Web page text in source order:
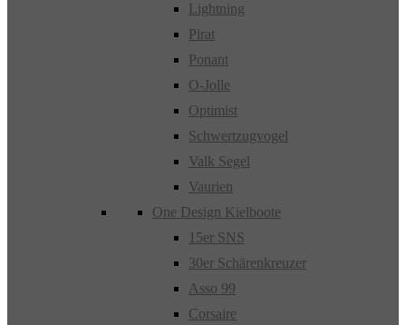
Lightning
Pirat
Ponant
O-Jolle
Optimist
Schwertzugvogel
Valk Segel
Vaurien
One Design Kielboote
15er SNS
30er Schärenkreuzer
Asso 99
Corsaire